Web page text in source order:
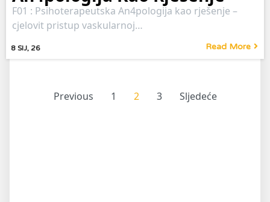
8 SIJ, 26
F01 : Psihoterapeutska An4pologija kao rješenje –
cjelovit pristup vaskularnoj…
Read More
Previous 1 2 3 Sljedeće